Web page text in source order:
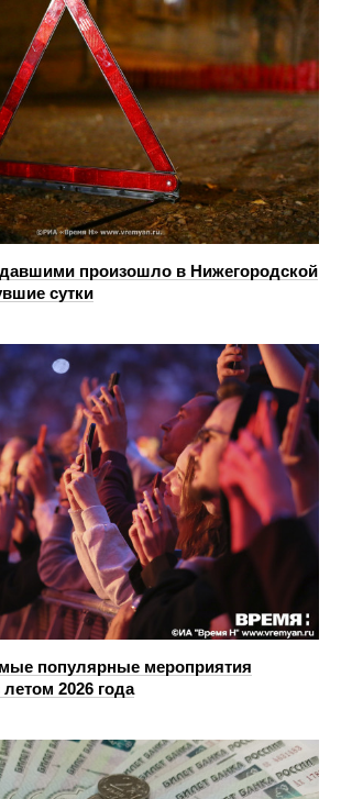
произошло в Нижегородской
сутки
популярные мероприятия
2026 года